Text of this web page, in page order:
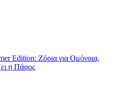
Edition: Ζόρια για Ομόνοια,
η Πάφος